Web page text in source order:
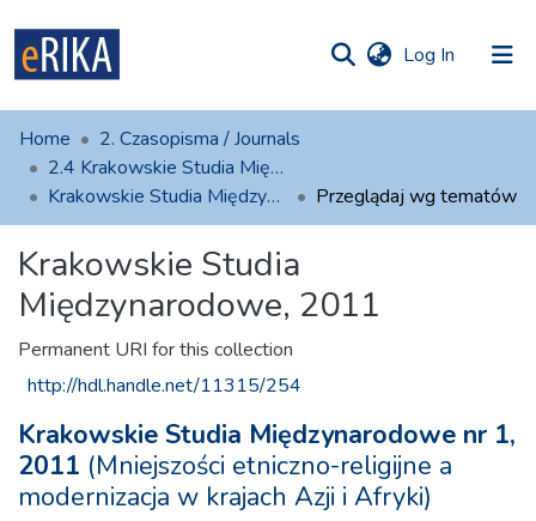
Log In (current)
UAFM
Information
Help
Contact
Home
2. Czasopisma / Journals
2.4 Krakowskie Studia Międzynarodowe
Krakowskie Studia Międzynarodowe, 2011
Przeglądaj wg tematów
Krakowskie Studia
Międzynarodowe, 2011
Permanent URI for this collection
http://hdl.handle.net/11315/254
Krakowskie Studia Międzynarodowe nr 1,
2011 (Mniejszości etniczno-religijne a
modernizacja w krajach Azji i Afryki)